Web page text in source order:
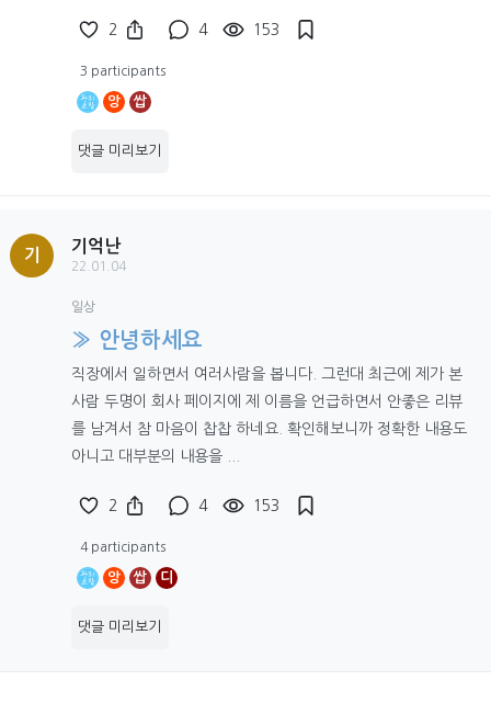
2 4 153
3 participants
앙 쌉
댓글 미리보기
기
기억난
22.01.04
일상
» 안녕하세요
직장에서 일하면서 여러사람을 봅니다. 그런대 최근에 제가 본
사람 두명이 회사 페이지에 제 이름을 언급하면서 안좋은 리뷰
를 남겨서 참 마음이 찹찹 하네요. 확인해보니까 정확한 내용도
아니고 대부분의 내용을 ...
2 4 153
4 participants
앙 쌉 디
댓글 미리보기